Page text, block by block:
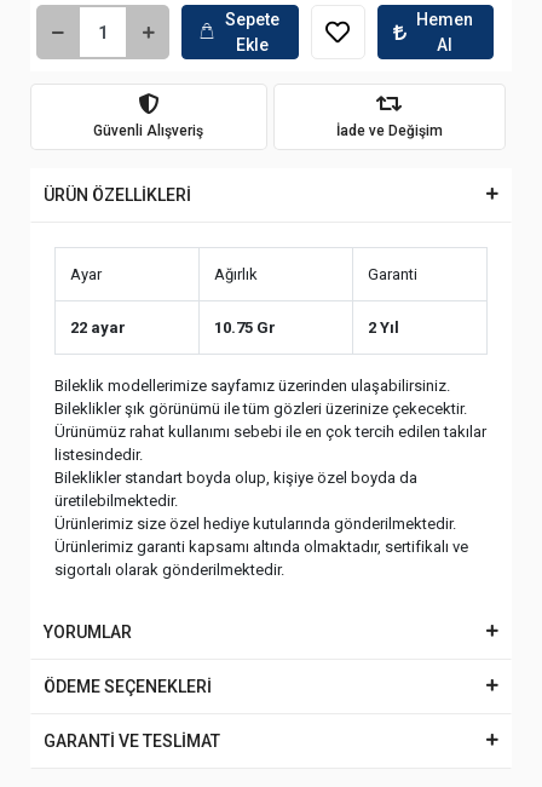
Sepete
Ekle
Hemen
Al
Güvenli Alışveriş İade ve Değişim
ÜRÜN ÖZELLİKLERİ
Ayar Ağırlık Garanti
22 ayar 10.75 Gr 2 Yıl
Bileklik modellerimize sayfamız üzerinden ulaşabilirsiniz.
Bileklikler şık görünümü ile tüm gözleri üzerinize çekecektir.
Ürünümüz rahat kullanımı sebebi ile en çok tercih edilen takılar
listesindedir.
Bileklikler standart boyda olup, kişiye özel boyda da
üretilebilmektedir.
Ürünlerimiz size özel hediye kutularında gönderilmektedir.
Ürünlerimiz garanti kapsamı altında olmaktadır, sertifikalı ve
sigortalı olarak gönderilmektedir.
YORUMLAR
ÖDEME SEÇENEKLERİ
GARANTİ VE TESLİMAT